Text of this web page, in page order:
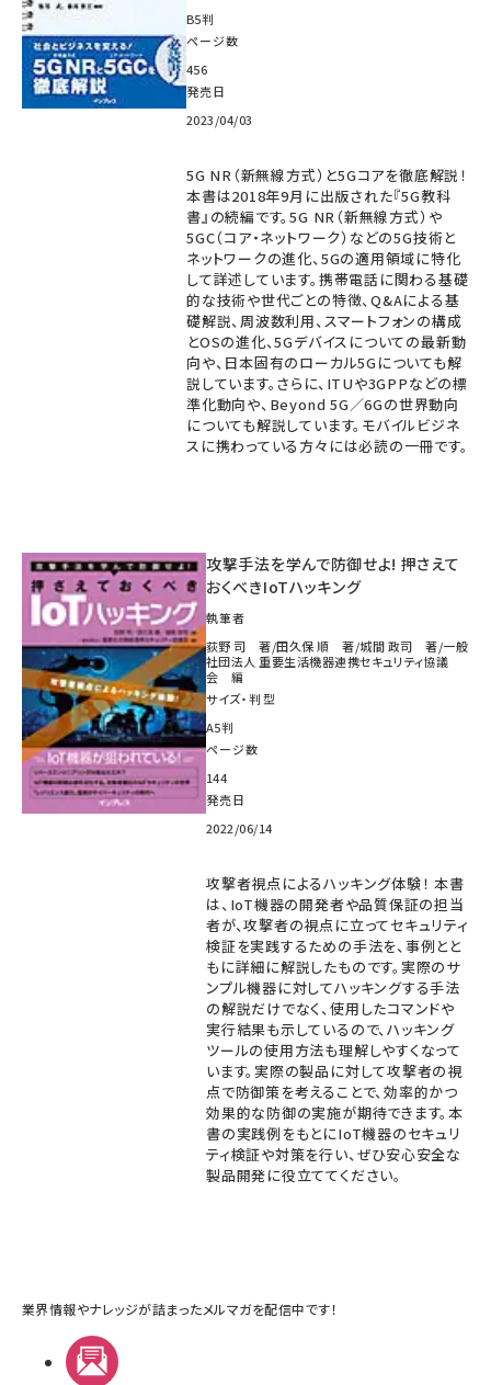
B5判
ページ数
456
発売日
2023/04/03
5G NR（新無線方式）と5Gコアを徹底解説！
本書は2018年9月に出版された『5G教科
書』の続編です。5G NR（新無線方式）や
5GC（コア・ネットワーク）などの5G技術と
ネットワークの進化、5Gの適用領域に特化
して詳述しています。携帯電話に関わる基礎
的な技術や世代ごとの特徴、Q&Aによる基
礎解説、周波数利用、スマートフォンの構成
とOSの進化、5Gデバイスについての最新動
向や、日本固有のローカル5Gについても解
説しています。さらに、ITUや3GPPなどの標
準化動向や、Beyond 5G／6Gの世界動向
についても解説しています。モバイルビジネ
スに携わっている方々には必読の一冊です。
攻撃手法を学んで防御せよ! 押さえて
おくべきIoTハッキング
執筆者
荻野 司 著/田久保 順 著/城間 政司 著/一般
社団法人 重要生活機器連携セキュリティ協議
会 編
サイズ・判型
A5判
ページ数
144
発売日
2022/06/14
攻撃者視点によるハッキング体験！ 本書
は、IoT機器の開発者や品質保証の担当
者が、攻撃者の視点に立ってセキュリティ
検証を実践するための手法を、事例とと
もに詳細に解説したものです。実際のサ
ンプル機器に対してハッキングする手法
の解説だけでなく、使用したコマンドや
実行結果も示しているので、ハッキング
ツールの使用方法も理解しやすくなって
います。実際の製品に対して攻撃者の視
点で防御策を考えることで、効率的かつ
効果的な防御の実施が期待できます。本
書の実践例をもとにIoT機器のセキュリ
ティ検証や対策を行い、ぜひ安心安全な
製品開発に役立ててください。
業界情報やナレッジが詰まったメルマガを配信中です！